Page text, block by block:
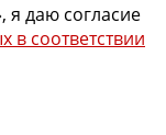
я даю согласие
в соответствии